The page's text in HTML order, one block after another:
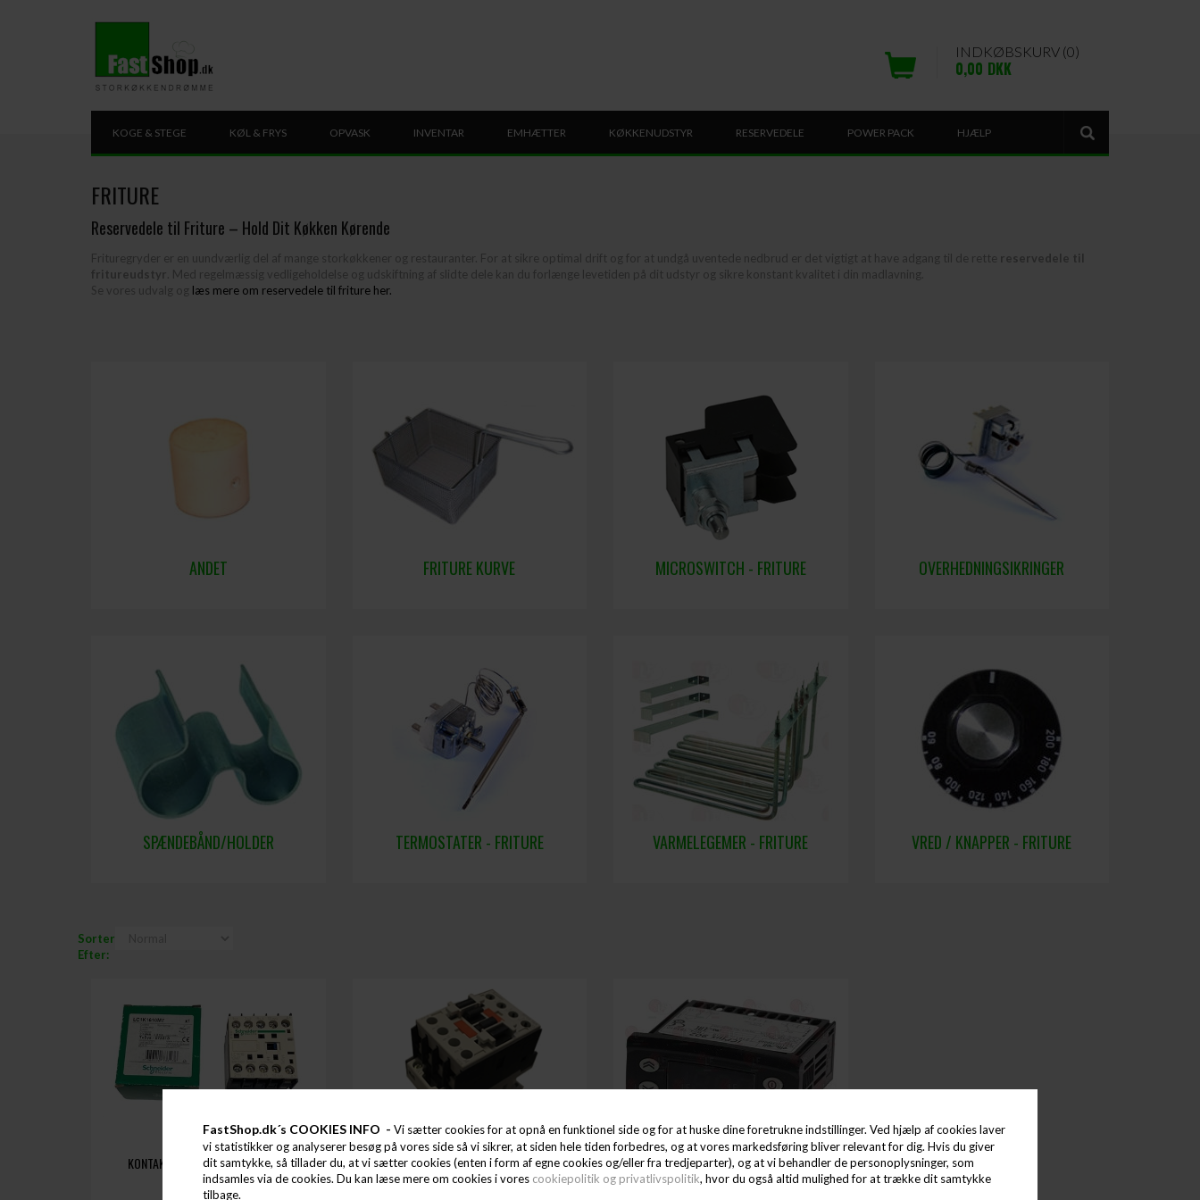
FastShop.dk´s COOKIES INFO - Vi sætter cookies for at opnå en funktionel side og for at huske dine foretrukne indstillinger. Ved hjælp af cookies laver
vi statistikker og analyserer besøg på vores side så vi sikrer, at siden hele tiden forbedres, og at vores markedsføring bliver relevant for dig. Hvis du giver
dit samtykke, så tillader du, at vi sætter cookies (enten i form af egne cookies og/eller fra tredjeparter), og at vi behandler de personoplysninger, som
indsamles via de cookies. Du kan læse mere om cookies i vores cookiepolitik og privatlivspolitik, hvor du også altid mulighed for at trække dit samtykke
tilbage.
INDKØBSKURV (0)
0,00 DKK
KOGE & STEGE KØL & FRYS OPVASK INVENTAR EMHÆTTER KØKKENUDSTYR RESERVEDELE POWER PACK HJÆLP
FRITURE
Reservedele til Friture – Hold Dit Køkken Kørende
Frituregryder er en uundværlig del af mange storkøkkener og restauranter. For at sikre optimal drift og for at undgå uventede nedbrud er det vigtigt at have adgang til de rette reservedele til
fritureudstyr . Med regelmæssig vedligeholdelse og udskiftning af slidte dele kan du forlænge levetiden på dit udstyr og sikre konstant kvalitet i din madlavning.
Se vores udvalg og læs mere om reservedele til friture her.
ANDET FRITURE KURVE MICROSWITCH - FRITURE OVERHEDNINGSIKRINGER
SPÆNDEBÅND/HOLDER TERMOSTATER - FRITURE VARMELEGEMER - FRITURE VRED / KNAPPER - FRITURE
Sorter
Efter:
KONTAKTOR FRITURE LC1K1610M7 KONTAKTOR LOVATO BF0910A TERMOSTAT IC912 -150°TIL +650°C